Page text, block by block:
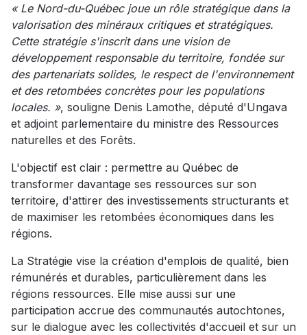
« Le Nord-du-Québec joue un rôle stratégique dans la
valorisation des minéraux critiques et stratégiques.
Cette stratégie s'inscrit dans une vision de
développement responsable du territoire, fondée sur
des partenariats solides, le respect de l'environnement
et des retombées concrètes pour les populations
locales. », souligne Denis Lamothe, député d'Ungava
et adjoint parlementaire du ministre des Ressources
naturelles et des Forêts.
L'objectif est clair : permettre au Québec de
transformer davantage ses ressources sur son
territoire, d'attirer des investissements structurants et
de maximiser les retombées économiques dans les
régions.
La Stratégie vise la création d'emplois de qualité, bien
rémunérés et durables, particulièrement dans les
régions ressources. Elle mise aussi sur une
participation accrue des communautés autochtones,
sur le dialogue avec les collectivités d'accueil et sur un